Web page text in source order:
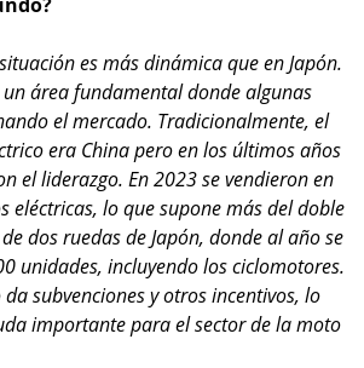
es más dinámica que en Japón.
área fundamental donde algunas
el mercado. Tradicionalmente, el
era China pero en los últimos años
el liderazgo. En 2023 se vendieron en
eléctricas, lo que supone más del doble
dos ruedas de Japón, donde al año se
unidades, incluyendo los ciclomotores.
subvenciones y otros incentivos, lo
importante para el sector de la moto